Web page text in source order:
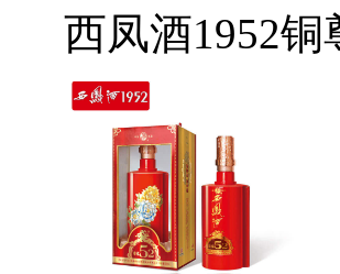
西凤酒1952铜